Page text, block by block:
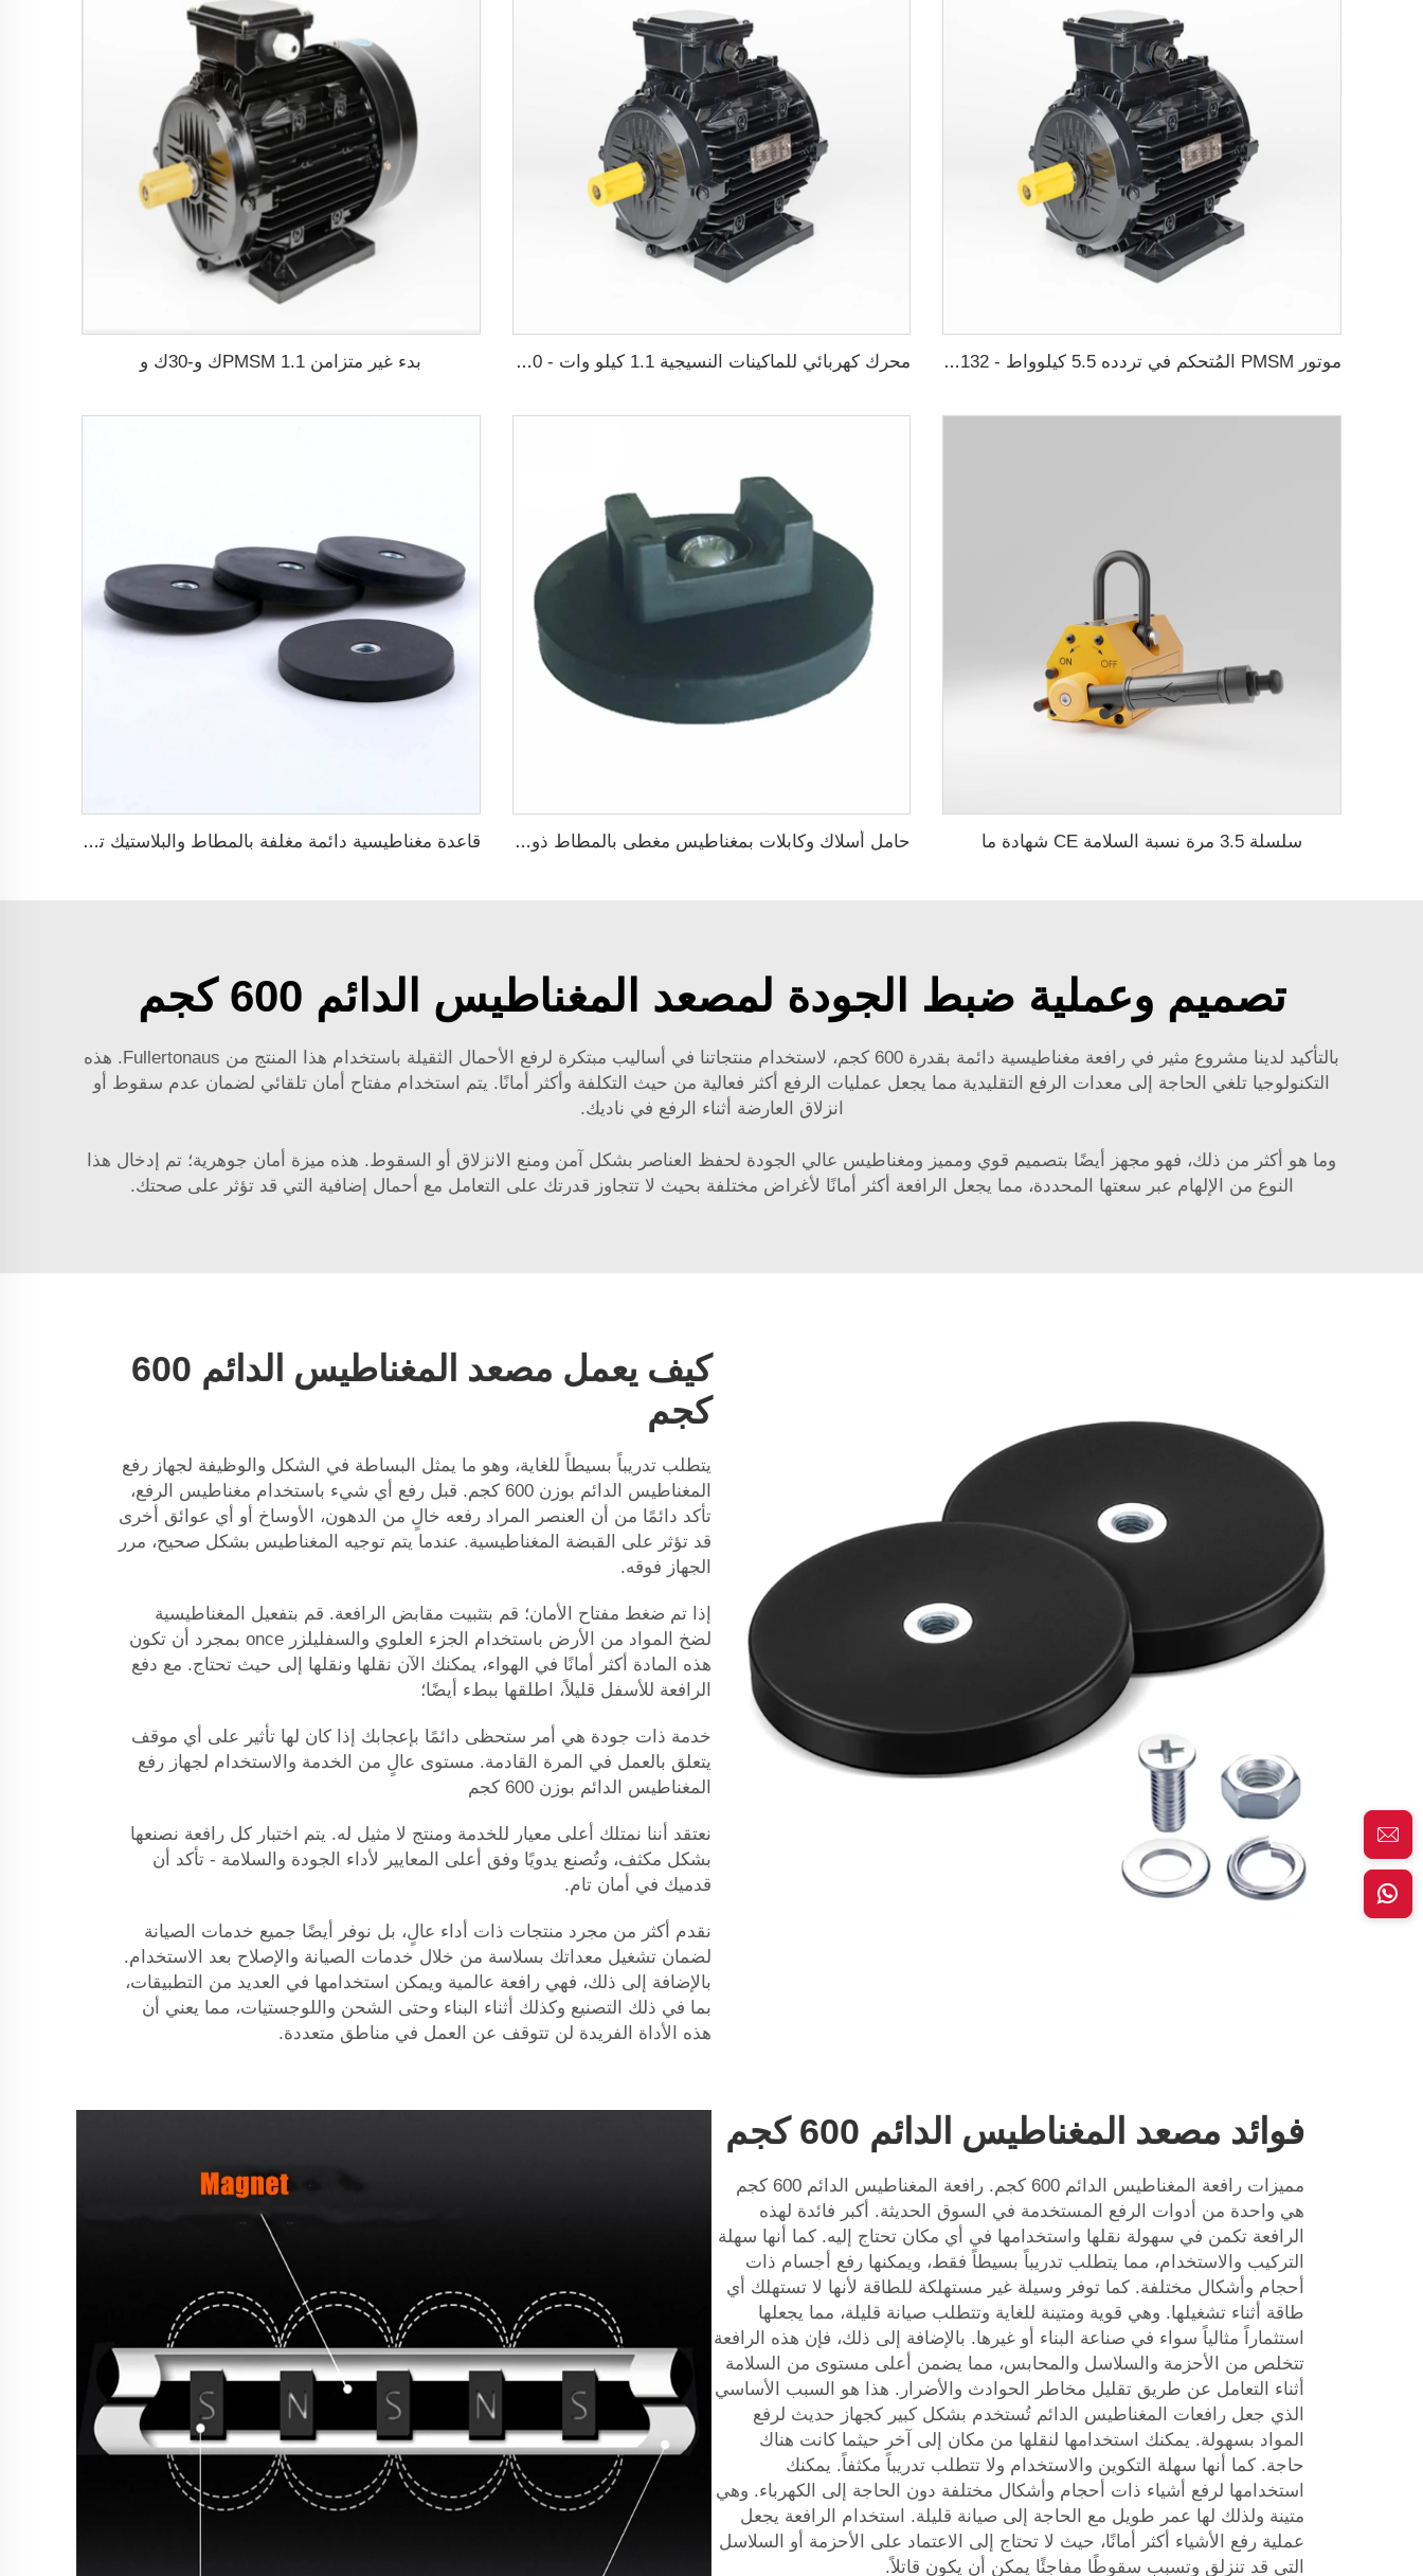
موتور PMSM المُتحكم في تردده 5.5 كيلوواط - 132 كيلوواط محرك كهربائي للماكينات النسيجية 1.1 كيلو وات - 30 كيلو وات بدء غير متزامن PMSM 1.1ك و-30ك و
سلسلة 3.5 مرة نسبة السلامة CE شهادة ما حامل أسلاك وكابلات بمغناطيس مغطى بالمطاط ذو قوة شد قوية قاعدة مغناطيسية دائمة مغلفة بالمطاط والبلاستيك تحتوي على خيوط داخلية من نيوميديوم
تصميم وعملية ضبط الجودة لمصعد المغناطيس الدائم 600 كجم
بالتأكيد لدينا مشروع مثير في رافعة مغناطيسية دائمة بقدرة 600 كجم، لاستخدام منتجاتنا في أساليب مبتكرة لرفع الأحمال الثقيلة باستخدام هذا المنتج من Fullertonaus. هذه
التكنولوجيا تلغي الحاجة إلى معدات الرفع التقليدية مما يجعل عمليات الرفع أكثر فعالية من حيث التكلفة وأكثر أمانًا. يتم استخدام مفتاح أمان تلقائي لضمان عدم سقوط أو
انزلاق العارضة أثناء الرفع في ناديك.
وما هو أكثر من ذلك، فهو مجهز أيضًا بتصميم قوي ومميز ومغناطيس عالي الجودة لحفظ العناصر بشكل آمن ومنع الانزلاق أو السقوط. هذه ميزة أمان جوهرية؛ تم إدخال هذا
النوع من الإلهام عبر سعتها المحددة، مما يجعل الرافعة أكثر أمانًا لأغراض مختلفة بحيث لا تتجاوز قدرتك على التعامل مع أحمال إضافية التي قد تؤثر على صحتك.
كيف يعمل مصعد المغناطيس الدائم 600
كجم
يتطلب تدريباً بسيطاً للغاية، وهو ما يمثل البساطة في الشكل والوظيفة لجهاز رفع
المغناطيس الدائم بوزن 600 كجم. قبل رفع أي شيء باستخدام مغناطيس الرفع،
تأكد دائمًا من أن العنصر المراد رفعه خالٍ من الدهون، الأوساخ أو أي عوائق أخرى
قد تؤثر على القبضة المغناطيسية. عندما يتم توجيه المغناطيس بشكل صحيح، مرر
الجهاز فوقه.
إذا تم ضغط مفتاح الأمان؛ قم بتثبيت مقابض الرافعة. قم بتفعيل المغناطيسية
لضخ المواد من الأرض باستخدام الجزء العلوي والسفليلزر once بمجرد أن تكون
هذه المادة أكثر أمانًا في الهواء، يمكنك الآن نقلها ونقلها إلى حيث تحتاج. مع دفع
الرافعة للأسفل قليلاً، اطلقها ببطء أيضًا؛
خدمة ذات جودة هي أمر ستحظى دائمًا بإعجابك إذا كان لها تأثير على أي موقف
يتعلق بالعمل في المرة القادمة. مستوى عالٍ من الخدمة والاستخدام لجهاز رفع
المغناطيس الدائم بوزن 600 كجم
نعتقد أننا نمتلك أعلى معيار للخدمة ومنتج لا مثيل له. يتم اختبار كل رافعة نصنعها
بشكل مكثف، وتُصنع يدويًا وفق أعلى المعايير لأداء الجودة والسلامة - تأكد أن
قدميك في أمان تام.
نقدم أكثر من مجرد منتجات ذات أداء عالٍ، بل نوفر أيضًا جميع خدمات الصيانة
لضمان تشغيل معداتك بسلاسة من خلال خدمات الصيانة والإصلاح بعد الاستخدام.
بالإضافة إلى ذلك، فهي رافعة عالمية ويمكن استخدامها في العديد من التطبيقات،
بما في ذلك التصنيع وكذلك أثناء البناء وحتى الشحن واللوجستيات، مما يعني أن
هذه الأداة الفريدة لن تتوقف عن العمل في مناطق متعددة.
فوائد مصعد المغناطيس الدائم 600 كجم
مميزات رافعة المغناطيس الدائم 600 كجم. رافعة المغناطيس الدائم 600 كجم
هي واحدة من أدوات الرفع المستخدمة في السوق الحديثة. أكبر فائدة لهذه
الرافعة تكمن في سهولة نقلها واستخدامها في أي مكان تحتاج إليه. كما أنها سهلة
التركيب والاستخدام، مما يتطلب تدريباً بسيطاً فقط، ويمكنها رفع أجسام ذات
أحجام وأشكال مختلفة. كما توفر وسيلة غير مستهلكة للطاقة لأنها لا تستهلك أي
طاقة أثناء تشغيلها. وهي قوية ومتينة للغاية وتتطلب صيانة قليلة، مما يجعلها
استثماراً مثالياً سواء في صناعة البناء أو غيرها. بالإضافة إلى ذلك، فإن هذه الرافعة
تتخلص من الأحزمة والسلاسل والمحابس، مما يضمن أعلى مستوى من السلامة
أثناء التعامل عن طريق تقليل مخاطر الحوادث والأضرار. هذا هو السبب الأساسي
الذي جعل رافعات المغناطيس الدائم تُستخدم بشكل كبير كجهاز حديث لرفع
المواد بسهولة. يمكنك استخدامها لنقلها من مكان إلى آخر حيثما كانت هناك
حاجة. كما أنها سهلة التكوين والاستخدام ولا تتطلب تدريباً مكثفاً. يمكنك
استخدامها لرفع أشياء ذات أحجام وأشكال مختلفة دون الحاجة إلى الكهرباء. وهي
متينة ولذلك لها عمر طويل مع الحاجة إلى صيانة قليلة. استخدام الرافعة يجعل
عملية رفع الأشياء أكثر أمانًا، حيث لا تحتاج إلى الاعتماد على الأحزمة أو السلاسل
التي قد تنزلق وتسبب سقوطًا مفاجئًا يمكن أن يكون قاتلاً.